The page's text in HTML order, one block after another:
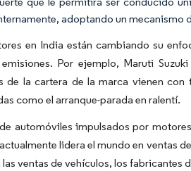
adoptando un mecanismo
en India están cambiando su
Por ejemplo, Maruti
de la cartera de la marca vienen con
como el arranque-parada en ralentí.
automóviles impulsados por
lidera el mundo en ventas
las ventas de vehículos, los